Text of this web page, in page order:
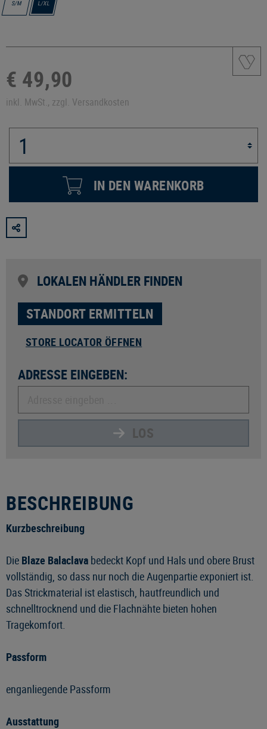
S/M L/XL
€ 49,90
inkl. MwSt., zzgl. Versandkosten
IN DEN WARENKORB
LOKALEN HÄNDLER FINDEN
STANDORT ERMITTELN
STORE LOCATOR ÖFFNEN
ADRESSE EINGEBEN:
LOS
BESCHREIBUNG
Kurzbeschreibung
Die Blaze Balaclava bedeckt Kopf und Hals und obere Brust
vollständig, so dass nur noch die Augenpartie exponiert ist.
Das Strickmaterial ist elastisch, hautfreundlich und
schnelltrocknend und die Flachnähte bieten hohen
Tragekomfort.
Passform
enganliegende Passform
Ausstattung